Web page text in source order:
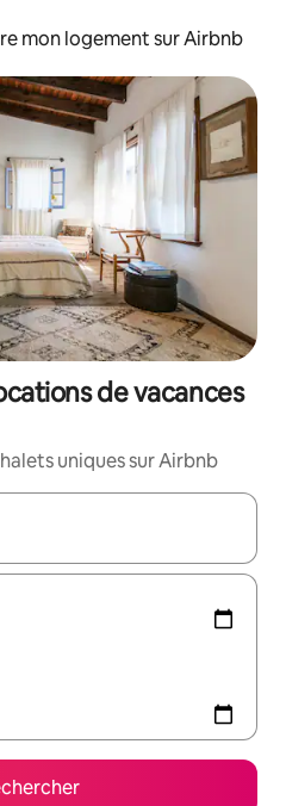
mon logement sur Airbnb
de vacances
uniques sur Airbnb
utilisez les flèches vers le